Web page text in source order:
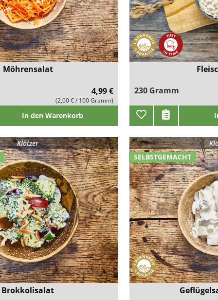
Möhrensalat
4,99 €
(2,00 € / 100 Gramm)
In den Warenkorb
230 Gramm
Klötzer
Brokkolisalat
SELBSTGEMACHT